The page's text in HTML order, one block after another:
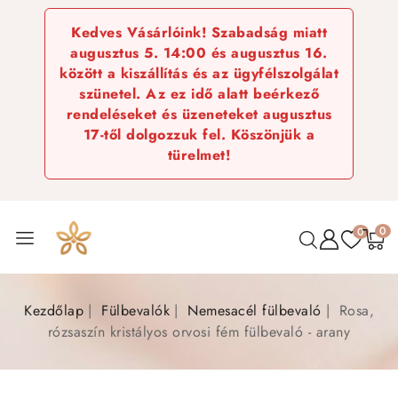
Kedves Vásárlóink! Szabadság miatt
augusztus 5. 14:00 és augusztus 16.
között a kiszállítás és az ügyfélszolgálat
szünetel. Az ez idő alatt beérkező
rendeléseket és üzeneteket augusztus
17-től dolgozzuk fel. Köszönjük a
türelmet!
0 0
Kezdőlap Fülbevalók Nemesacél fülbevaló
Rosa,
rózsaszín kristályos orvosi fém fülbevaló - arany